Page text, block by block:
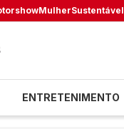
MulherSustentável
ENTRETENIMENTO